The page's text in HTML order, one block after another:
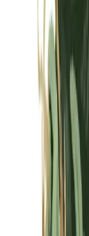
Kapseln